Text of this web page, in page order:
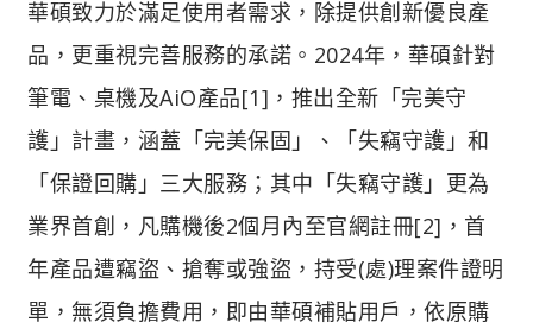
華碩致力於滿足使用者需求，除提供創新優良產
品，更重視完善服務的承諾。2024年，華碩針對
筆電、桌機及AiO產品[1]，推出全新「完美守
護」計畫，涵蓋「完美保固」、「失竊守護」和
「保證回購」三大服務；其中「失竊守護」更為
業界首創，凡購機後2個月內至官網註冊[2]，首
年產品遭竊盜、搶奪或強盜，持受(處)理案件證明
單，無須負擔費用，即由華碩補貼用戶，依原購